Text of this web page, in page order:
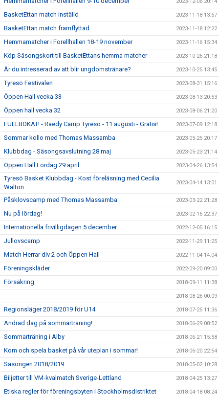
BasketEttan match inställd 2023-11-18 13:57
BasketEttan match framflyttad 2023-11-18 12:22
Hemmamatcher i Forellhallen 18-19 november 2023-11-16 15:34
Köp Säsongskort till BasketEttans hemma matcher 2023-10-26 21:18
Är du intresserad av att blir ungdomstränare? 2023-10-25 13:45
Tyresö Festivalen 2023-08-31 15:16
Öppen Hall vecka 33 2023-08-13 20:53
Öppen hall vecka 32 2023-08-06 21:20
FULLBOKAT! - Raedy Camp Tyresö - 11 augusti - Gratis! 2023-07-09 12:18
Sommar kollo med Thomas Massamba 2023-05-25 20:17
Klubbdag - Säsongsavslutning 28 maj 2023-05-23 21:14
Öppen Hall Lördag 29 april 2023-04-26 13:54
Tyresö Basket Klubbdag - Kost föreläsning med Cecilia
Walton
2023-04-14 13:01
Påsklovscamp med Thomas Massamba 2023-03-22 21:28
Nu på lördag! 2023-02-16 22:37
Internationella frivilligdagen 5 december 2022-12-05 16:15
Jullovscamp 2022-11-29 11:25
Match Herrar div 2 och Öppen Hall 2022-11-04 14:04
Föreningskläder 2022-09-20 09:00
Försäkring 2018-09-11 11:38
2018-08-26 00:09
Regionsläger 2018/2019 för U14 2018-07-25 11:36
Ändrad dag på sommarträning! 2018-06-29 08:52
Sommarträning i Alby 2018-06-21 15:58
Kom och spela basket på vår uteplan i sommar! 2018-06-20 22:54
Säsongen 2018/2019 2018-05-02 10:28
Biljetter till VM-kvalmatch Sverige-Lettland 2018-04-25 13:27
Etiska regler för föreningsbyten i Stockholmsdistriktet 2018-04-18 08:24